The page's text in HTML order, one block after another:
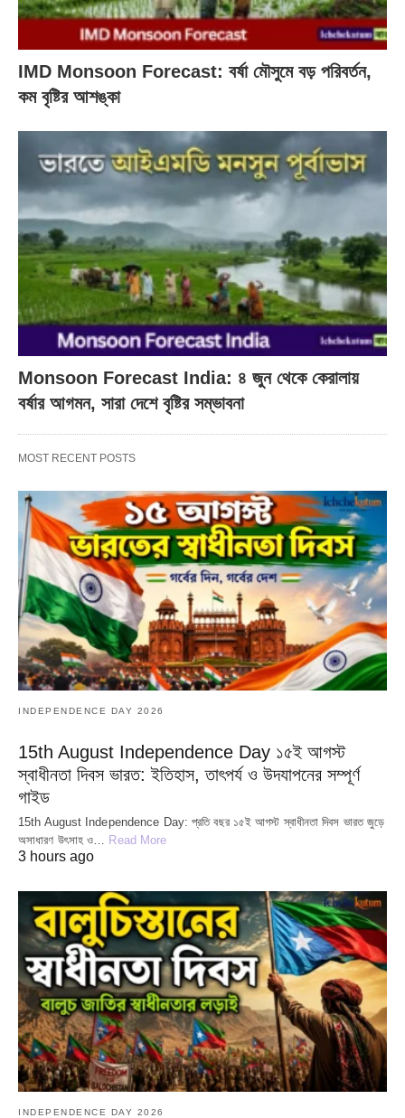
IMD Monsoon Forecast: বর্ষা মৌসুমে বড় পরিবর্তন,
কম বৃষ্টির আশঙ্কা
Monsoon Forecast India: ৪ জুন থেকে কেরালায়
বর্ষার আগমন, সারা দেশে বৃষ্টির সম্ভাবনা
MOST RECENT POSTS
INDEPENDENCE DAY 2026
15th August Independence Day ১৫ই আগস্ট
স্বাধীনতা দিবস ভারত: ইতিহাস, তাৎপর্য ও উদযাপনের সম্পূর্ণ
গাইড
15th August Independence Day: প্রতি বছর ১৫ই আগস্ট স্বাধীনতা দিবস ভারত জুড়ে
অসাধারণ উৎসাহ ও… Read More
3 hours ago
INDEPENDENCE DAY 2026